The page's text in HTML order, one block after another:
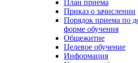
План приема
Приказ о зачислении
Порядок приема по
форме обучения
Общежитие
Целевое обучение
Информация